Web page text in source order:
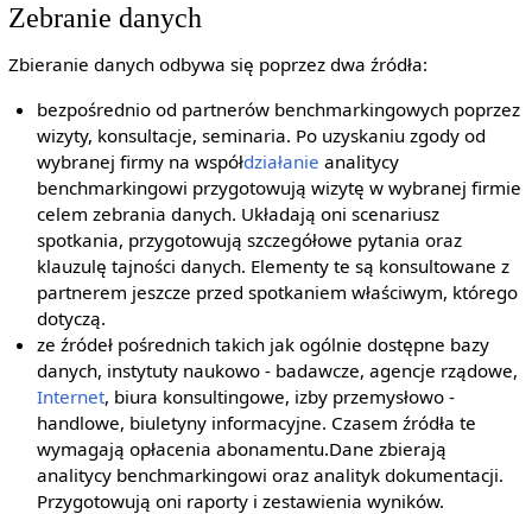
Zebranie danych
Zbieranie danych odbywa się poprzez dwa źródła:
bezpośrednio od partnerów benchmarkingowych poprzez
wizyty, konsultacje, seminaria. Po uzyskaniu zgody od
wybranej firmy na współdziałanie analitycy
benchmarkingowi przygotowują wizytę w wybranej firmie
celem zebrania danych. Układają oni scenariusz
spotkania, przygotowują szczegółowe pytania oraz
klauzulę tajności danych. Elementy te są konsultowane z
partnerem jeszcze przed spotkaniem właściwym, którego
dotyczą.
ze źródeł pośrednich takich jak ogólnie dostępne bazy
danych, instytuty naukowo - badawcze, agencje rządowe,
Internet, biura konsultingowe, izby przemysłowo -
handlowe, biuletyny informacyjne. Czasem źródła te
wymagają opłacenia abonamentu.Dane zbierają
analitycy benchmarkingowi oraz analityk dokumentacji.
Przygotowują oni raporty i zestawienia wyników.